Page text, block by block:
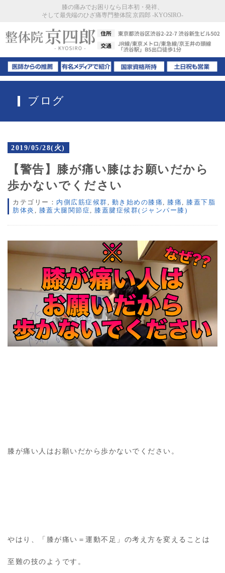
膝の痛みでお困りなら日本初・発祥、
そして最先端のひざ痛専門整体院 京四郎 -KYOSIRO-
ブログ
2019/05/28(火)
【警告】膝が痛い膝はお願いだから
歩かないでください
カテゴリー： 内側広筋症候群 , 動き始めの膝痛 , 膝痛 , 膝蓋下脂
肪体炎 , 膝蓋大腿関節症 , 膝蓋腱症候群(ジャンパー膝)
膝が痛い人はお願いだから歩かないでください。
やはり、「膝が痛い＝運動不足」の考え方を変えることは
至難の技のようです。